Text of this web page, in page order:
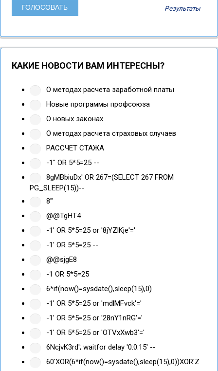
Результаты
КАКИЕ НОВОСТИ ВАМ ИНТЕРЕСНЫ?
О методах расчета заработной платы
Новые программы профсоюза
О новых законах
О методах расчета страховых случаев
РАССЧЕТ СТАЖА
-1" OR 5*5=25 --
8gMBbiuDx' OR 267=(SELECT 267 FROM
PG_SLEEP(15))--
8'"
@@TgHT4
-1' OR 5*5=25 or '8jYZlKje'='
-1' OR 5*5=25 --
@@sjgE8
-1 OR 5*5=25
6*if(now()=sysdate(),sleep(15),0)
-1' OR 5*5=25 or 'mdlMFvck'='
-1' OR 5*5=25 or '28nY1nRG'='
-1' OR 5*5=25 or 'OTVxXwb3'='
6NcjvK3rd'; waitfor delay '0:0:15' --
60'XOR(6*if(now()=sysdate(),sleep(15),0))XOR'Z